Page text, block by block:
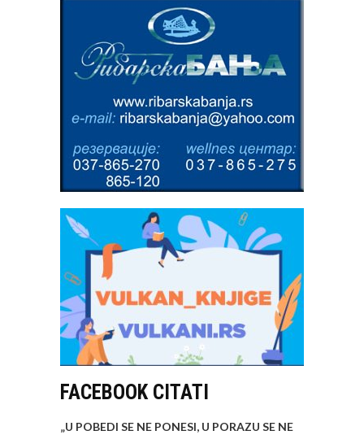
FACEBOOK CITATI
„U POBEDI SE NE PONESI, U PORAZU SE NE